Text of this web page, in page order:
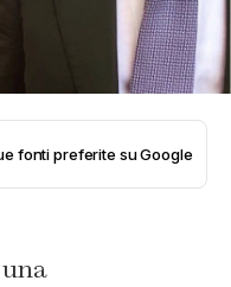
fonti preferite su Google